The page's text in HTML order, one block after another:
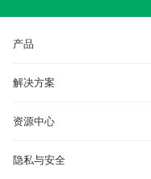
产品
解决方案
资源中心
隐私与安全